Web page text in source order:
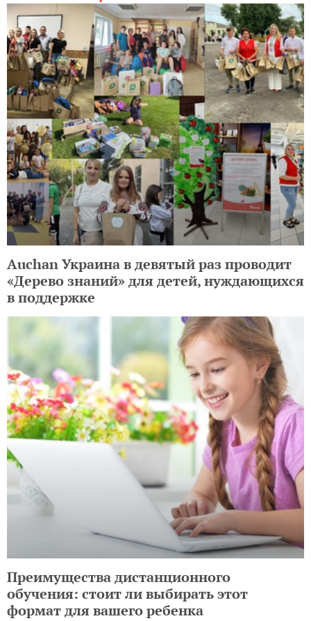
Auchan Украина в девятый раз проводит
«Дерево знаний» для детей, нуждающихся
в поддержке
Преимущества дистанционного
обучения: стоит ли выбирать этот
формат для вашего ребенка